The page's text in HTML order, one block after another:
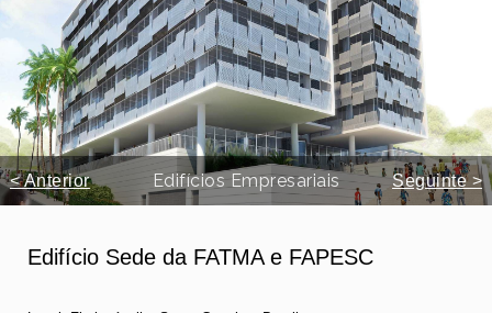
< Anterior Seguinte >
Edifícios Empresariais
Edifício Sede da FATMA e FAPESC